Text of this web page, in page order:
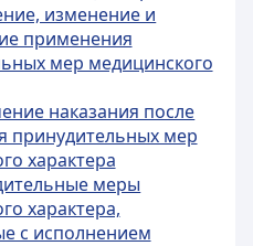
изменение и
применения
мер медицинского
наказания после
принудительных мер
характера
меры
характера,
с исполнением